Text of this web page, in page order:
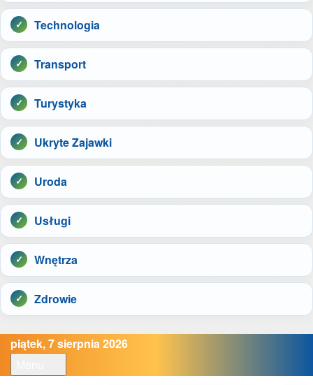
Technologia
Transport
Turystyka
Ukryte Zajawki
Uroda
Usługi
Wnętrza
Zdrowie
piątek, 7 sierpnia 2026